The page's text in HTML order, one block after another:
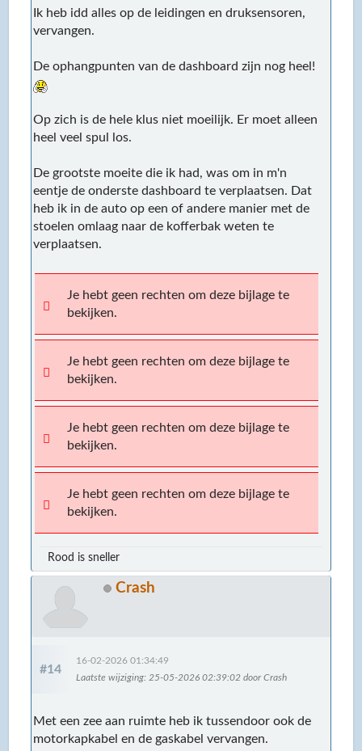
Ik heb idd alles op de leidingen en druksensoren,
vervangen.
De ophangpunten van de dashboard zijn nog heel!
Op zich is de hele klus niet moeilijk. Er moet alleen
heel veel spul los.
De grootste moeite die ik had, was om in m'n
eentje de onderste dashboard te verplaatsen. Dat
heb ik in de auto op een of andere manier met de
stoelen omlaag naar de kofferbak weten te
verplaatsen.
Je hebt geen rechten om deze bijlage te
bekijken.
Je hebt geen rechten om deze bijlage te
bekijken.
Je hebt geen rechten om deze bijlage te
bekijken.
Je hebt geen rechten om deze bijlage te
bekijken.
Rood is sneller
Crash
#14
16-02-2026 01:34:49
Laatste wijziging: 25-05-2026 02:39:02 door Crash
Met een zee aan ruimte heb ik tussendoor ook de
motorkapkabel en de gaskabel vervangen.